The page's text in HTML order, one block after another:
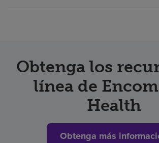
Obtenga los
línea de
Health
Obtenga más